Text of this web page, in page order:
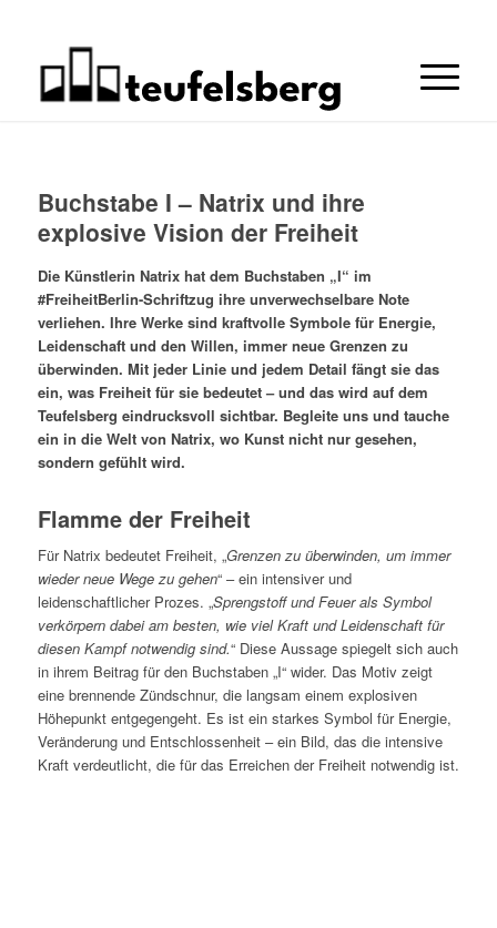
Buchstabe I – Natrix und ihre
explosive Vision der Freiheit
Die Künstlerin Natrix hat dem Buchstaben „I“ im
#FreiheitBerlin-Schriftzug ihre unverwechselbare Note
verliehen. Ihre Werke sind kraftvolle Symbole für Energie,
Leidenschaft und den Willen, immer neue Grenzen zu
überwinden. Mit jeder Linie und jedem Detail fängt sie das
ein, was Freiheit für sie bedeutet – und das wird auf dem
Teufelsberg eindrucksvoll sichtbar. Begleite uns und tauche
ein in die Welt von Natrix, wo Kunst nicht nur gesehen,
sondern gefühlt wird.
Flamme der Freiheit
Für Natrix bedeutet Freiheit, „Grenzen zu überwinden, um immer
wieder neue Wege zu gehen“ – ein intensiver und
leidenschaftlicher Prozes. „Sprengstoff und Feuer als Symbol
verkörpern dabei am besten, wie viel Kraft und Leidenschaft für
diesen Kampf notwendig sind.“ Diese Aussage spiegelt sich auch
in ihrem Beitrag für den Buchstaben „I“ wider. Das Motiv zeigt
eine brennende Zündschnur, die langsam einem explosiven
Höhepunkt entgegengeht. Es ist ein starkes Symbol für Energie,
Veränderung und Entschlossenheit – ein Bild, das die intensive
Kraft verdeutlicht, die für das Erreichen der Freiheit notwendig ist.